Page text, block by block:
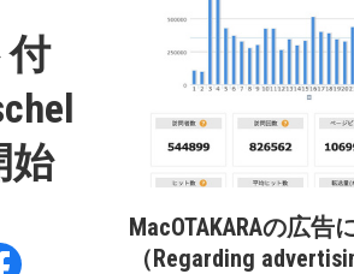
付
始
MacOTAKARAの広告
（Regarding